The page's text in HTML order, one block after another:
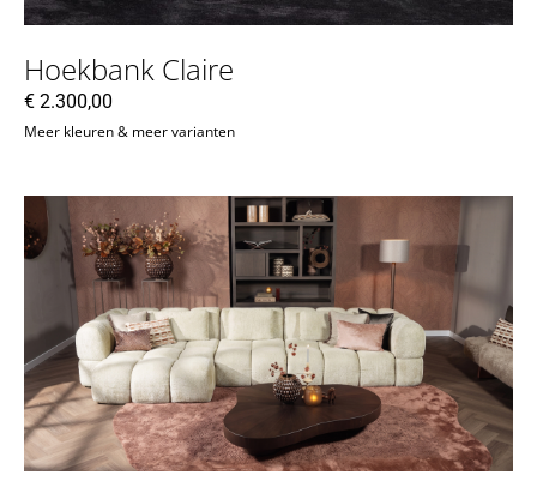
Hoekbank Claire
€ 2.300,00
Meer kleuren & meer varianten